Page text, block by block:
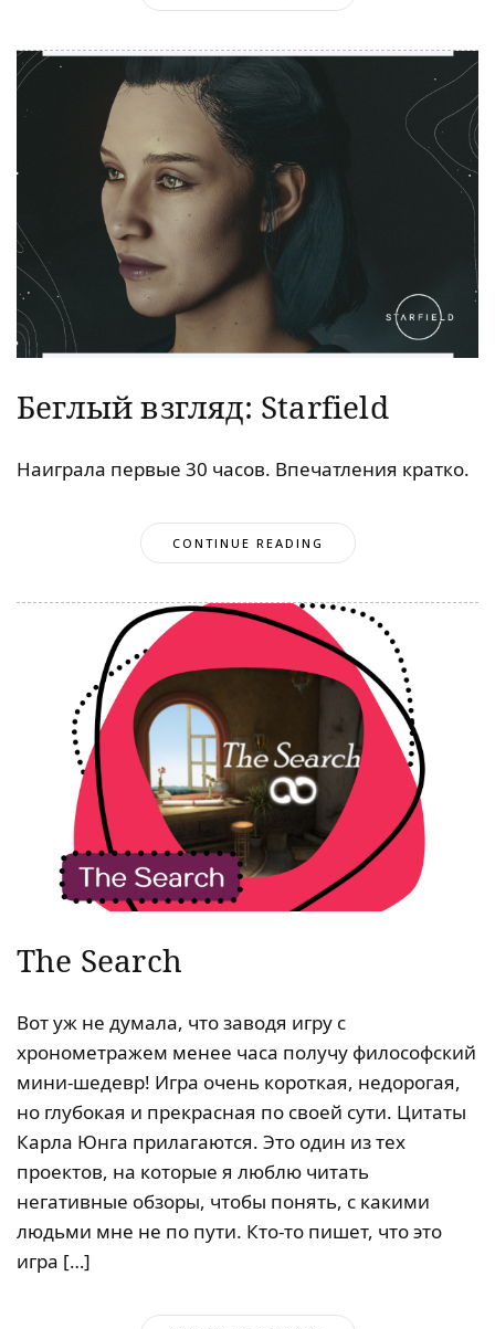
Беглый взгляд: Starfield
Наиграла первые 30 часов. Впечатления кратко.
CONTINUE READING
The Search
Вот уж не думала, что заводя игру с
хронометражем менее часа получу философский
мини-шедевр! Игра очень короткая, недорогая,
но глубокая и прекрасная по своей сути. Цитаты
Карла Юнга прилагаются. Это один из тех
проектов, на которые я люблю читать
негативные обзоры, чтобы понять, с какими
людьми мне не по пути. Кто-то пишет, что это
игра […]